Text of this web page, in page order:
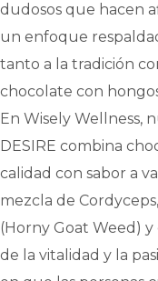
dudosos que hacen
un enfoque
tanto a la tradición
chocolate con
En Wisely Wellness,
DESIRE combina
calidad con sabor a
mezcla de
(Horny Goat Weed)
de la vitalidad y la